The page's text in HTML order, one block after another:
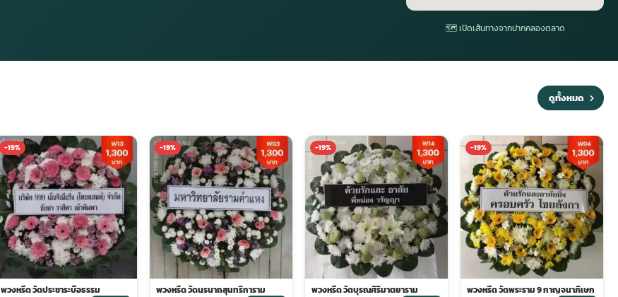
🗺 เปิดเส้นทางจากปากคลองตลาด
ดูทั้งหมด
-19%
พวงหรีด วัดประชาระบือธรรม
-19%
พวงหรีด วัดนรนาถสุนทริการาม
-19%
พวงหรีด วัดบุรณศิริมาตยาราม
-19%
พวงหรีด วัดพระราม 9 กาญจนาภิเษก